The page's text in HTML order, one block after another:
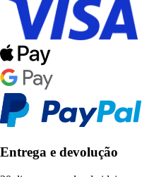
Entrega e devolução